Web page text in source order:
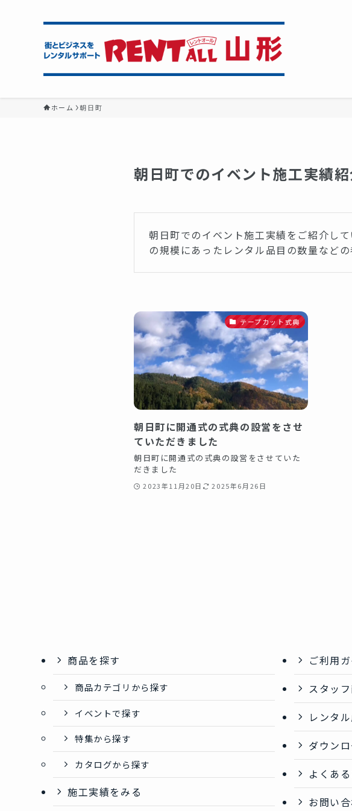
ホーム 朝日町
朝日町でのイベント施工実績
朝日町でのイベント施工実績をご紹介し
の規模にあったレンタル品目の数量など
テープカット式典
朝日町に開通式の式典の設営をさせ
ていただきました️
朝日町に開通式の式典の設営をさせていた
だきました️
2023年11月20日 2025年6月26日
商品を探す
商品カテゴリから探す
イベントで探す
特集から探す
カタログから探す
施工実績をみる
ご利用
スタッ
レンタ
ダウン
よくあ
お問い